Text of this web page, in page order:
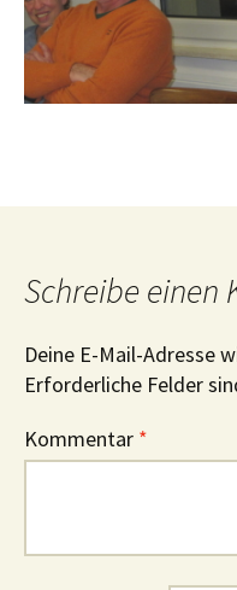
Schreibe einen
Deine E-Mail-Adresse
Erforderliche Felder
Kommentar *